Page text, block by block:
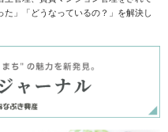
」「どうなっているの？」を解決し